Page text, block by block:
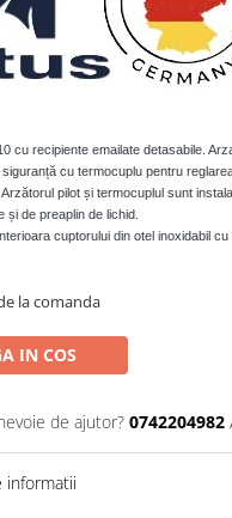
cu recipiente emailate detasabile.
cu termocuplu pentru
pilot și termocuplul sunt
de preaplin de lichid.
cuptorului din otel inoxidabil cu
la comanda
IN COS
de ajutor? 0742204982
informatii